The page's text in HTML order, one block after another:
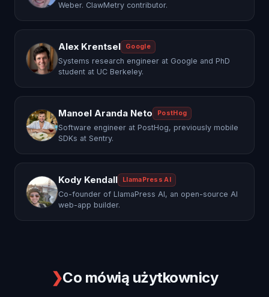
Weber. ClawMetry contributor.
Alex Krentsel Google
Systems research engineer at Google and PhD
student at UC Berkeley.
Manoel Aranda Neto PostHog
Software engineer at PostHog, previously mobile
SDKs at Sentry.
Kody Kendall LlamaPress AI
Co-founder of LlamaPress AI, an open-source AI
web-app builder.
❯Co mówią użytkownicy